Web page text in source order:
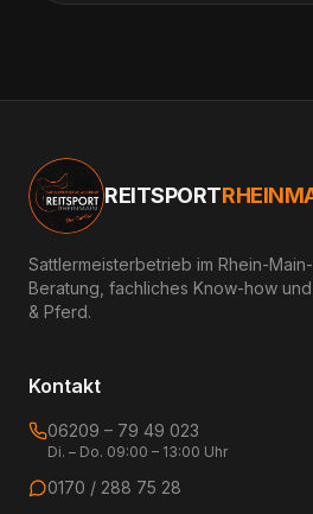
REITSPORT
Sattlermeisterbetrieb im Rhein-
Beratung, fachliches Know-how
& Pferd.
Kontakt
06209 – 79 49 023
Di. – Do. 09:00 – 13:00 Uhr
0170 / 288 75 28